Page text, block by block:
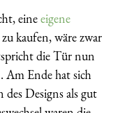
eineeigene
kaufen, wäre zwar
die Tür nun
Am Ende hat sich
Designs als gut